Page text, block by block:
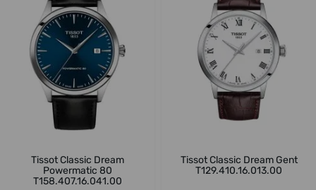
Tissot Classic Dream
Powermatic 80
T158.407.16.041.00
Tissot Classic Dream Gent
T129.410.16.013.00